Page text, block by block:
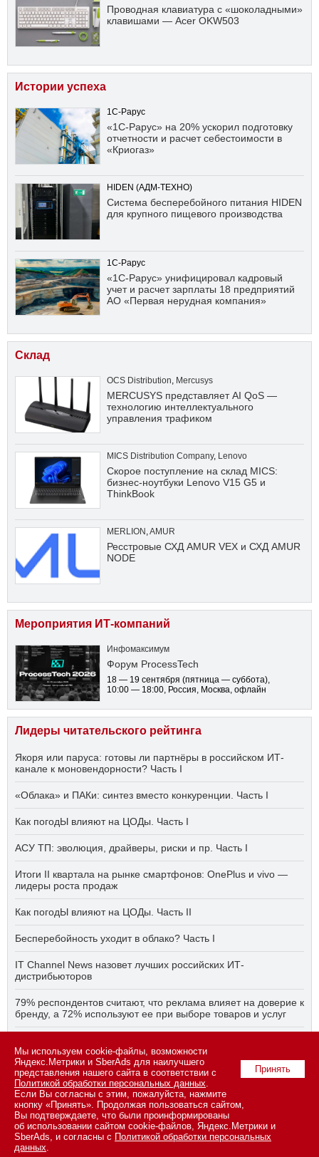
Проводная клавиатура с «шоколадными»
клавишами — Acer OKW503
Истории успеха
1С-Рарус
«1С-Рарус» на 20% ускорил подготовку
отчетности и расчет себестоимости в
«Криогаз»
HIDEN (АДМ-ТЕХНО)
Система бесперебойного питания HIDEN
для крупного пищевого производства
1С-Рарус
«1С-Рарус» унифицировал кадровый
учет и расчет зарплаты 18 предприятий
АО «Первая нерудная компания»
Склад
OCS Distribution, Mercusys
MERCUSYS представляет AI QoS —
технологию интеллектуального
управления трафиком
MICS Distribution Company, Lenovo
Скорое поступление на склад MICS:
бизнес-ноутбуки Lenovo V15 G5 и
ThinkBook
MERLION ,AMUR
Ресстровые СХД AMUR VEX и СХД AMUR
NODE
Мероприятия ИТ-компаний
Инфомаксимум
Форум ProcessTech
18 — 19 сентября (пятница — суббота),
10:00 — 18:00, Россия, Москва, офлайн
Лидеры читательского рейтинга
Якоря или паруса: готовы ли партнёры в российском ИТ-
канале к моновендорности? Часть I
«Облака» и ПАКи: синтез вместо конкуренции. Часть I
Как погодЫ влияют на ЦОДы. Часть I
АСУ ТП: эволюция, драйверы, риски и пр. Часть I
Итоги II квартала на рынке смартфонов: OnePlus и vivo —
лидеры роста продаж
Как погодЫ влияют на ЦОДы. Часть II
Бесперебойность уходит в облако? Часть I
IT Channel News назовет лучших российских ИТ-
дистрибьюторов
79% респондентов считают, что реклама влияет на доверие к
бренду, а 72% используют ее при выборе товаров и услуг
ПО нужно всё сразу? Часть I
© 2026 ООО «СК ПРЕСС».Политика конфиденциальности
персональных данных,информация об авторских правах и порядке
использования материалов сайта
109147 г. Москва, ул. Марксистская, 34, строение 10. Телефон: +7
495 974-22-60 (доб. 1500). Факс: +7 495 974-22-63. E-mail:
vopros@novostiitkanala.ru
Принять
Мы используем cookie-файлы, возможности
Яндекс.Метрики и SberAds для наилучшего
представления нашего сайта в соответствии с
Политикой обработки персональных данных.
Если Вы согласны с этим, пожалуйста, нажмите
кнопку «Принять». Продолжая пользоваться сайтом,
Вы подтверждаете, что были проинформированы
об использовании сайтом cookie-файлов, Яндекс.Метрики и
SberAds, и согласны с Политикой обработки персональных
данных.